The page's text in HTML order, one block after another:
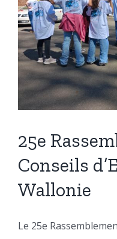
25e
Conseils
Wallonie
Le 25e